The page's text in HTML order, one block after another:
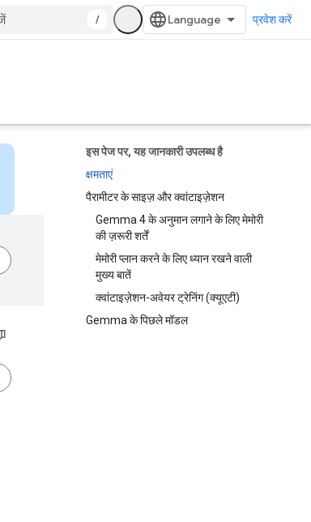
/ प्रवेश करें
इस पेज पर, यह जानकारी उपलब्ध है
क्षमताएं
पैरामीटर के साइज़ और क्वांटाइज़ेशन
Gemma 4 के अनुमान लगाने के लिए मेमोरी
की ज़रूरी शर्तें
मेमोरी प्लान करने के लिए ध्यान रखने वाली
मुख्य बातें
क्वांटाइज़ेशन-अवेयर ट्रेनिंग (क्यूएटी)
Gemma के पिछले मॉडल